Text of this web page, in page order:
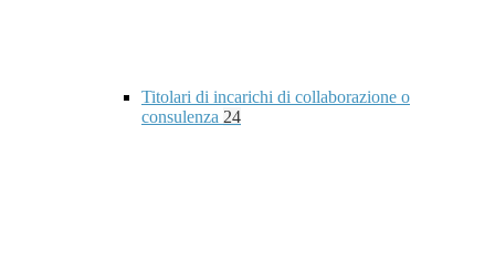
Titolari di incarichi di collaborazione o
consulenza 24